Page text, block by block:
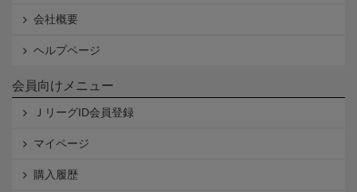
会社概要
ヘルプページ
会員向けメニュー
ＪリーグID会員登録
マイページ
購入履歴